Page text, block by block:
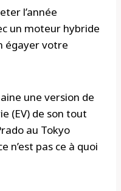
l’année
un moteur hybride
égayer votre
une version de
(EV) de son tout
au Tokyo
n’est pas ce à quoi